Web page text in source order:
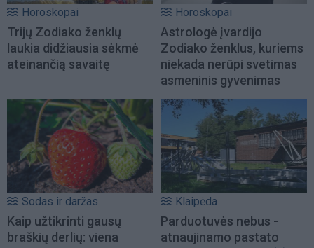
Horoskopai
Trijų Zodiako ženklų
laukia didžiausia sėkmė
ateinančią savaitę
Horoskopai
Astrologė įvardijo
Zodiako ženklus, kuriems
niekada nerūpi svetimas
asmeninis gyvenimas
Sodas ir daržas
Kaip užtikrinti gausų
braškių derlių: viena
Klaipėda
Parduotuvės nebus -
atnaujinamo pastato